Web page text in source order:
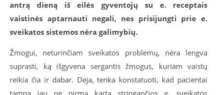
antrą dieną iš eilės gyventojų su e. receptais
vaistinės aptarnauti negali, nes prisijungti prie e.
sveikatos sistemos nėra galimybių.
Žmogui, neturinčiam sveikatos problemų, nėra lengva
suprasti, ką išgyvena sergantis žmogus, kuriam vaistų
reikia čia ir dabar. Deja, tenka konstatuoti, kad pacientai